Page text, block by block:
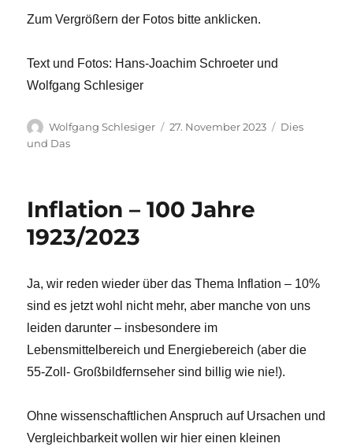
Zum Vergrößern der Fotos bitte anklicken.
Text und Fotos: Hans-Joachim Schroeter und
Wolfgang Schlesiger
Autor
Wolfgang Schlesiger
Veröffentlicht
27. November 2023 Kategorien
Dies
und Das
Inflation – 100 Jahre
1923/2023
Ja, wir reden wieder über das Thema Inflation – 10%
sind es jetzt wohl nicht mehr, aber manche von uns
leiden darunter – insbesondere im
Lebensmittelbereich und Energiebereich (aber die
55-Zoll- Großbildfernseher sind billig wie nie!).
Ohne wissenschaftlichen Anspruch auf Ursachen und
Vergleichbarkeit wollen wir hier einen kleinen